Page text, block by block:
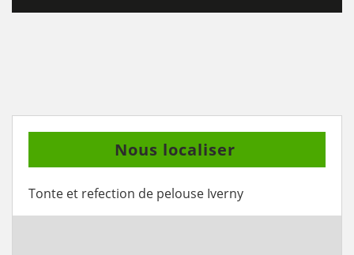
Nous localiser
Tonte et refection de pelouse Iverny